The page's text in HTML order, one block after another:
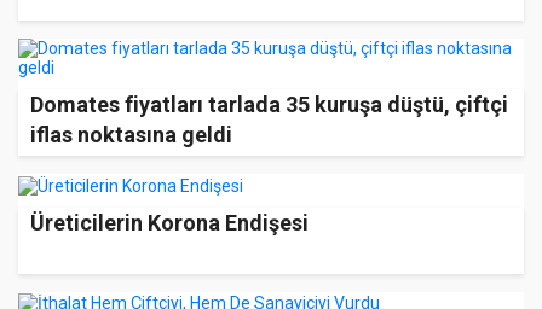
Domates fiyatları tarlada 35 kuruşa düştü, çiftçi
iflas noktasına geldi
Üreticilerin Korona Endişesi